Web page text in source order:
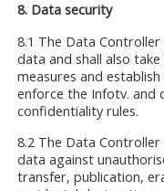
8. Data security
8.1 The Data
data and shall also
measures and
enforce the Infotv.
confidentiality rules.
8.2 The Data
data against
transfer, publication,